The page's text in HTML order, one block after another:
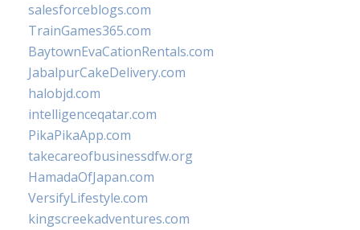
salesforceblogs.com
TrainGames365.com
BaytownEvaCationRentals.com
JabalpurCakeDelivery.com
halobjd.com
intelligenceqatar.com
PikaPikaApp.com
takecareofbusinessdfw.org
HamadaOfJapan.com
VersifyLifestyle.com
kingscreekadventures.com